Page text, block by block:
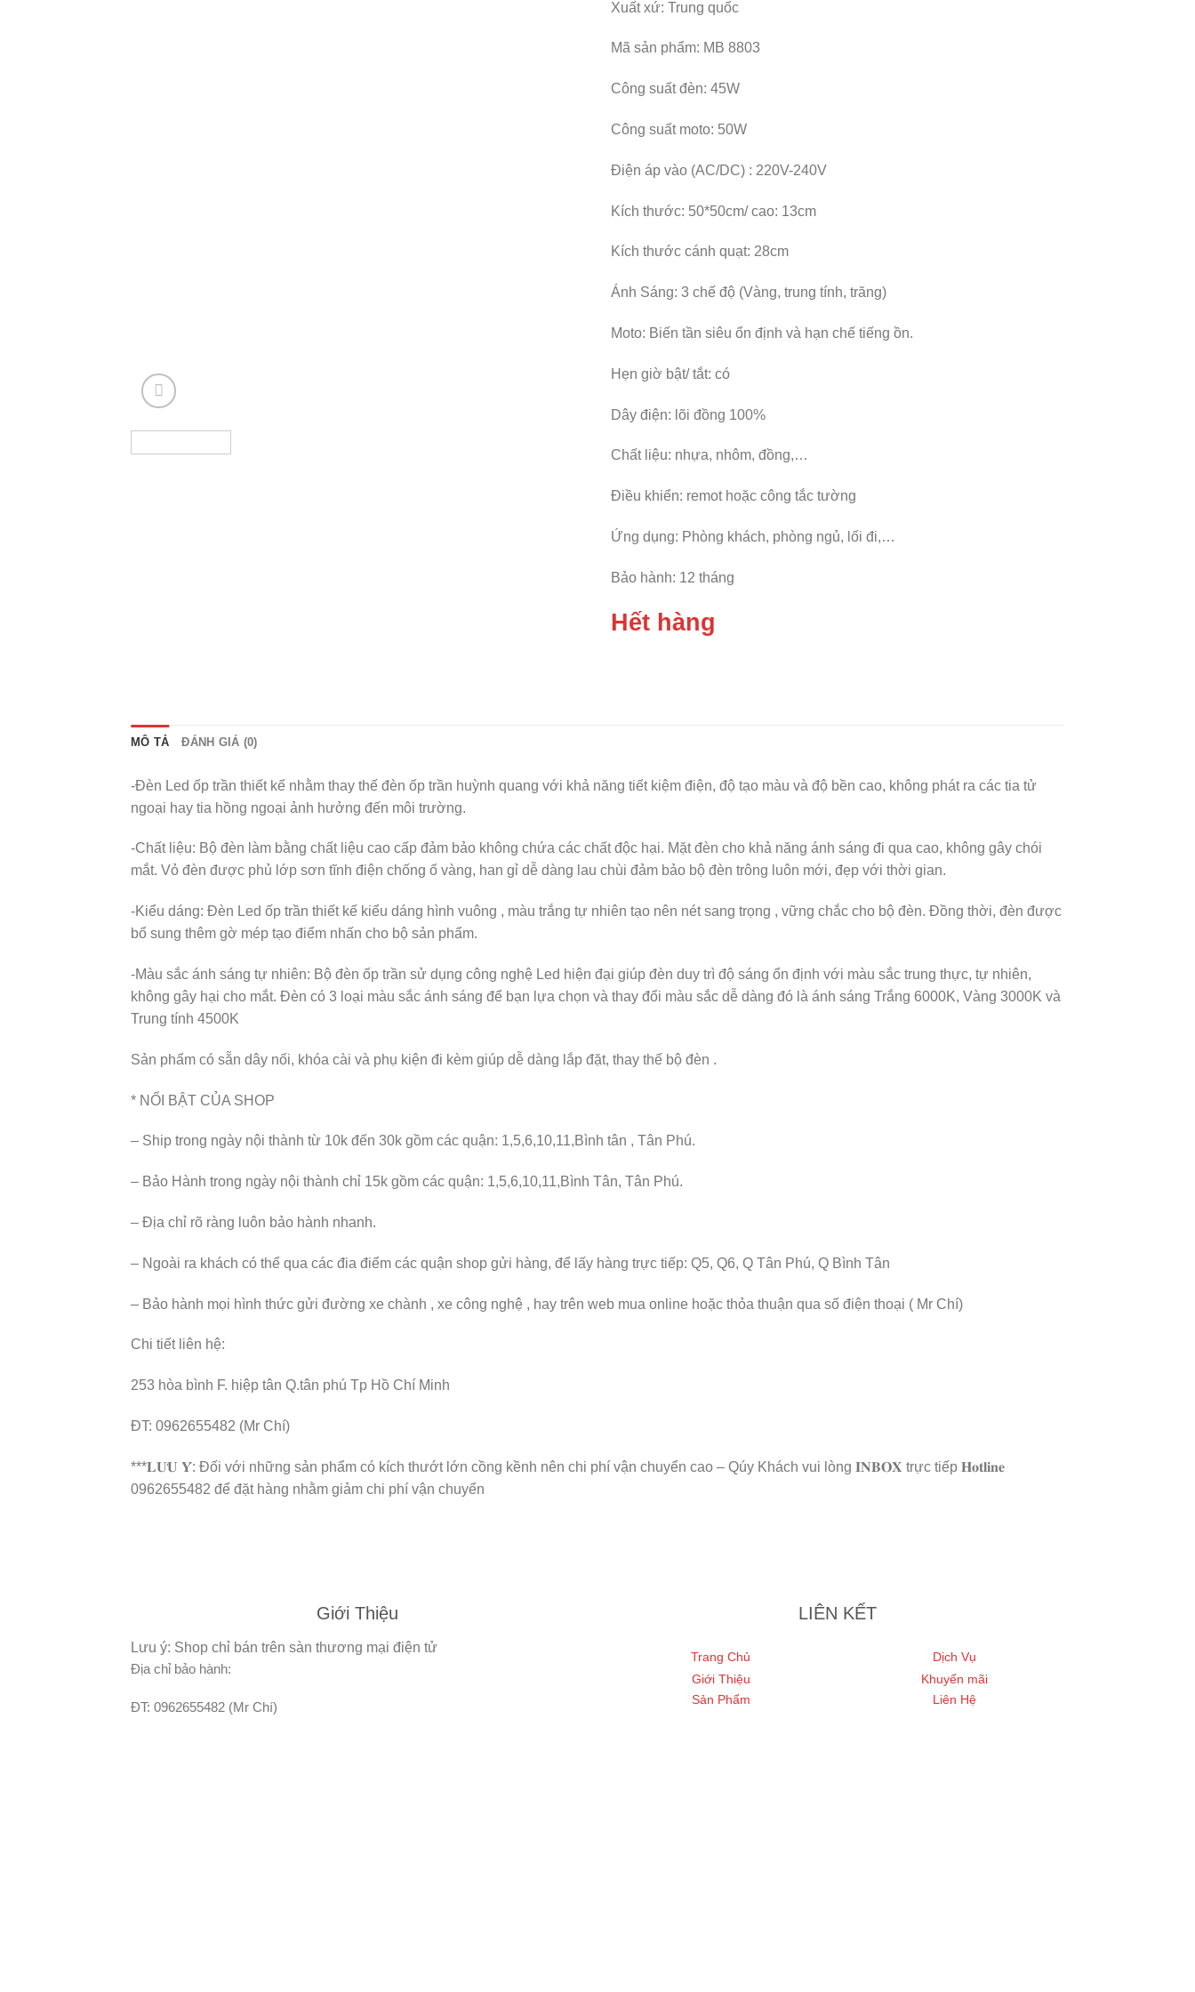
Xuất xứ: Trung quốc
Mã sản phẩm: MB 8803
Công suất đèn: 45W
Công suất moto: 50W
Điện áp vào (AC/DC) : 220V-240V
Kích thước: 50*50cm/ cao: 13cm
Kích thước cánh quạt: 28cm
Ánh Sáng: 3 chế độ (Vàng, trung tính, trăng)
Moto: Biến tần siêu ổn định và hạn chế tiếng ồn.
Hẹn giờ bật/ tắt: có
Dây điện: lõi đồng 100%
Chất liệu: nhựa, nhôm, đồng,…
Điều khiển: remot hoặc công tắc tường
Ứng dụng: Phòng khách, phòng ngủ, lối đi,…
Bảo hành: 12 tháng
Hết hàng
MÔ TẢ ĐÁNH GIÁ (0)
-Đèn Led ốp trần thiết kế nhằm thay thế đèn ốp trần huỳnh quang với khả năng tiết kiệm điện, độ tạo màu và độ bền cao, không phát ra các tia tử
ngoại hay tia hồng ngoại ảnh hưởng đến môi trường.
-Chất liệu: Bộ đèn làm bằng chất liệu cao cấp đảm bảo không chứa các chất độc hại. Mặt đèn cho khả năng ánh sáng đi qua cao, không gây chói
mắt. Vỏ đèn được phủ lớp sơn tĩnh điện chống ố vàng, han gỉ dễ dàng lau chùi đảm bảo bộ đèn trông luôn mới, đẹp với thời gian.
-Kiểu dáng: Đèn Led ốp trần thiết kế kiểu dáng hình vuông , màu trắng tự nhiên tạo nên nét sang trọng , vững chắc cho bộ đèn. Đồng thời, đèn được
bổ sung thêm gờ mép tạo điểm nhấn cho bộ sản phẩm.
-Màu sắc ánh sáng tự nhiên: Bộ đèn ốp trần sử dụng công nghệ Led hiện đại giúp đèn duy trì độ sáng ổn định với màu sắc trung thực, tự nhiên,
không gây hại cho mắt. Đèn có 3 loại màu sắc ánh sáng để bạn lựa chọn và thay đổi màu sắc dễ dàng đó là ánh sáng Trắng 6000K, Vàng 3000K và
Trung tính 4500K
Sản phẩm có sẵn dây nối, khóa cài và phụ kiện đi kèm giúp dễ dàng lắp đặt, thay thế bộ đèn .
* NỔI BẬT CỦA SHOP
– Ship trong ngày nội thành từ 10k đến 30k gồm các quận: 1,5,6,10,11,Bình tân , Tân Phú.
– Bảo Hành trong ngày nội thành chỉ 15k gồm các quận: 1,5,6,10,11,Bình Tân, Tân Phú.
– Địa chỉ rõ ràng luôn bảo hành nhanh.
– Ngoài ra khách có thể qua các đia điểm các quận shop gửi hàng, để lấy hàng trực tiếp: Q5, Q6, Q Tân Phú, Q Bình Tân
– Bảo hành mọi hình thức gửi đường xe chành , xe công nghệ , hay trên web mua online hoặc thỏa thuận qua số điện thoại ( Mr Chí)
Chi tiết liên hệ:
253 hòa bình F. hiệp tân Q.tân phú Tp Hồ Chí Minh
ĐT: 0962655482 (Mr Chí)
***𝐋𝐔̛𝐔 𝐘́: Đối với những sản phẩm có kích thướt lớn cồng kềnh nên chi phí vận chuyển cao – Qúy Khách vui lòng 𝐈𝐍𝐁𝐎𝐗 trực tiếp 𝐇𝐨𝐭𝐥𝐢𝐧𝐞
0962655482 để đặt hàng nhằm giảm chi phí vận chuyển
Giới Thiệu
Lưu ý: Shop chỉ bán trên sàn thương mại điện tử
Địa chỉ bảo hành:
ĐT: 0962655482 (Mr Chí)
LIÊN KẾT
Trang Chủ
Giới Thiệu
Sản Phẩm
Dịch Vụ
Khuyến mãi
Liên Hệ